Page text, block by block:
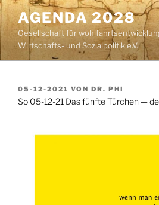
Zum
Inhalt
springen
AGENDA 2028
Gesellschaft für
Wirtschafts- und Sozialpolitik e.V.
VERÖFFENTLICHT
AM
05-12-2021 VON DR. PHI
So 05-12-21 Das fünfte Türchen —